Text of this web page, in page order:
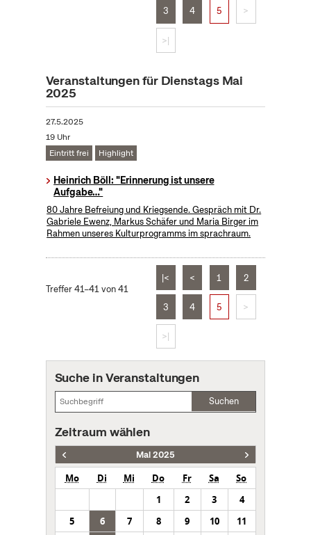
3 4 5 >
>|
Veranstaltungen für Dienstags Mai
2025
27.5.2025
19 Uhr
Eintritt frei
Highlight
Heinrich Böll: "Erinnerung ist unsere
Aufgabe…"
80 Jahre Befreiung und Kriegsende. Gespräch mit Dr.
Gabriele Ewenz, Markus Schäfer und Maria Birger im
Rahmen unseres Kulturprogramms im sprachraum.
Treffer 41–41 von 41
|< < 1 2
3 4 5 >
>|
Suche in Veranstaltungen
Suchen
Zeitraum wählen
Mai 2025
Mo Di Mi Do Fr Sa
So
1
2 3
4
5
6 7 8 9 10
11